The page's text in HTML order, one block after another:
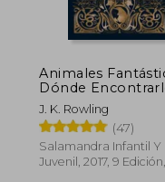
Animales
Dónde
Guion Original de
Película / Fantastic
Beasts and Where
Find Them: The
Original
J. K. Rowling
(47)
Salamandra Infantil Y
Juvenil, 2017, 9 Edición,